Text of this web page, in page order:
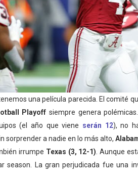
celebración en el último Impact!
de esgrima 2026 (Hong Kong) -
es la nueva monarca
Unlimited Softball League 2026 -
de piragüismo slalom 2026
Francia masculino 2026 - Tadej
de Fórmula 1 2026 - Lando
de Europa de saltos 2026
una película parecida. El comité
Playoff siempre genera
(el año que viene serán 12), no
sorprender a nadie en lo más alto,
irrumpe Texas (3, 12-1) . Aunque
season. La gran perjudicada fue una